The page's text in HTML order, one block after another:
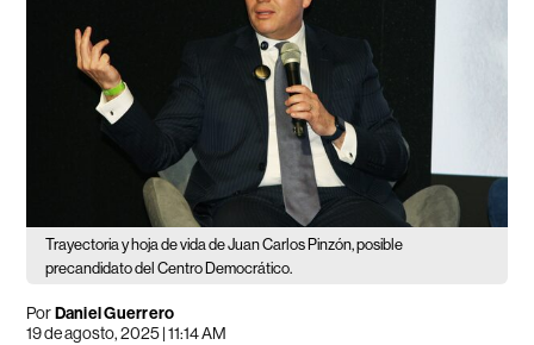
Trayectoria y hoja de vida de Juan Carlos Pinzón, posible
precandidato del Centro Democrático.
PorDaniel Guerrero
19 de agosto, 2025 | 11:14 AM